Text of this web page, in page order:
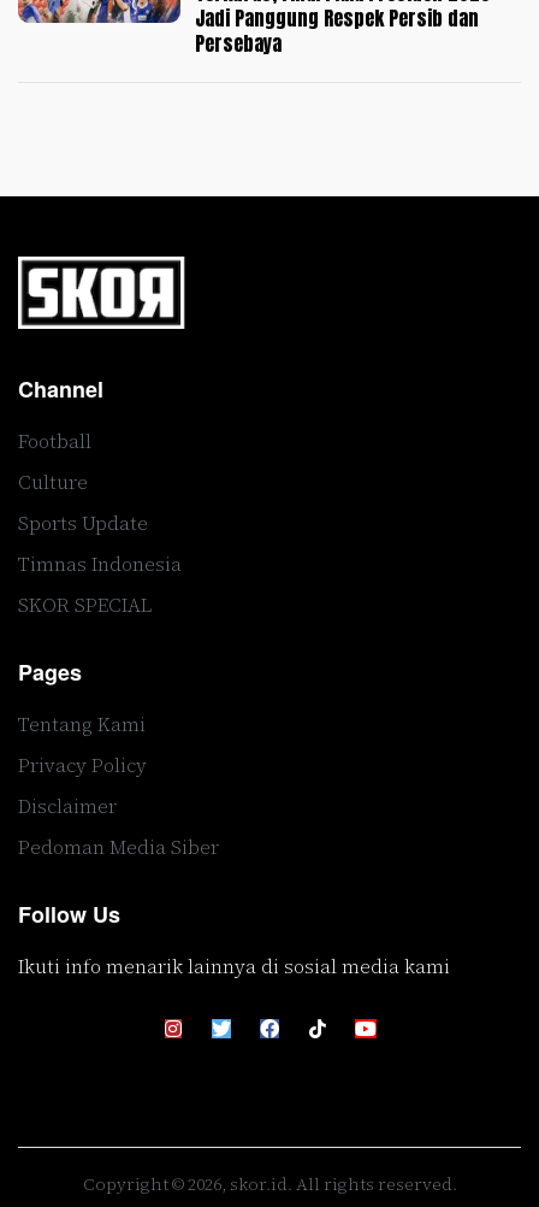
Jadi Panggung Respek Persib dan
Persebaya
Channel
Football
Culture
Sports Update
Timnas Indonesia
SKOR SPECIAL
Pages
Tentang Kami
Privacy Policy
Disclaimer
Pedoman Media Siber
Follow Us
Ikuti info menarik lainnya di sosial media kami
Copyright © 2026, skor.id. All rights reserved.